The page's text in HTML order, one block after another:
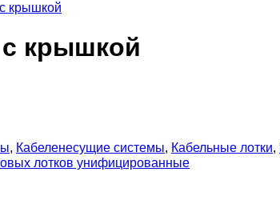
крышкой
крышкой
, Кабеленесущие системы, Кабельные лотки,
лотков унифицированные